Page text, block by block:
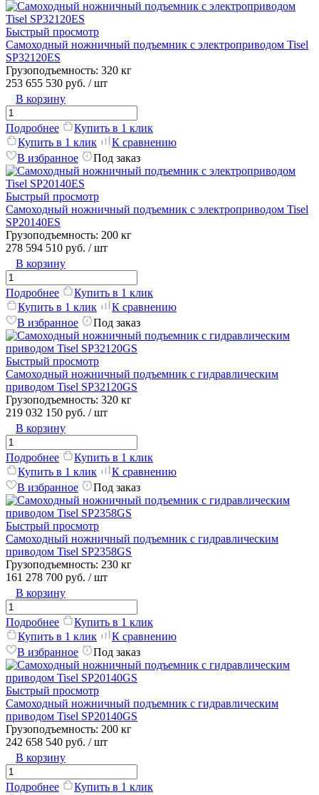
Быстрый просмотр
Самоходный ножничный подъемник с электроприводом Tisel
SP32120ES
Грузоподъемность: 320 кг
253 655 530 руб. / шт
В корзину
Подробнее
Купить в 1 клик
Купить в 1 клик
К сравнению
В избранное
Под заказ
Быстрый просмотр
Самоходный ножничный подъемник с электроприводом Tisel
SP20140ES
Грузоподъемность: 200 кг
278 594 510 руб. / шт
В корзину
Подробнее
Купить в 1 клик
Купить в 1 клик
К сравнению
В избранное
Под заказ
Быстрый просмотр
Самоходный ножничный подъемник с гидравлическим
приводом Tisel SP32120GS
Грузоподъемность: 320 кг
219 032 150 руб. / шт
В корзину
Подробнее
Купить в 1 клик
Купить в 1 клик
К сравнению
В избранное
Под заказ
Быстрый просмотр
Самоходный ножничный подъемник с гидравлическим
приводом Tisel SP2358GS
Грузоподъемность: 230 кг
161 278 700 руб. / шт
В корзину
Подробнее
Купить в 1 клик
Купить в 1 клик
К сравнению
В избранное
Под заказ
Быстрый просмотр
Самоходный ножничный подъемник с гидравлическим
приводом Tisel SP20140GS
Грузоподъемность: 200 кг
242 658 540 руб. / шт
В корзину
Подробнее
Купить в 1 клик